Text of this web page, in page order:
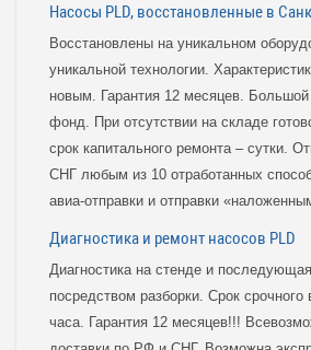
Насосы PLD, восстановленные в
Восстановлены на уникальном
уникальной технологии.
новым. Гарантия 12 месяцев.
фонд. При отсутствии на складе
срок капитального ремонта – сутки.
СНГ любым из 10 отработанных
авиа-отправки и отправки
Диагностика и ремонт насосов PLD
Диагностика на стенде и
посредством разборки. Срок срочного
часа. Гарантия 12 месяцев!!!